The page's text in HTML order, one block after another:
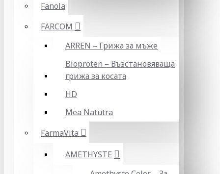
Fanola
FARCOM
ARREN – Грижа за мъже
Bioproten – Възстановяваща
грижа за косата
HD
Mea Natutra
FarmaVita
AMETHYSTE